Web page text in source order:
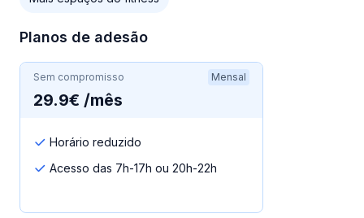
Planos de adesão
Sem compromisso Mensal
29.9€ /mês
Horário reduzido
Acesso das 7h-17h ou 20h-22h